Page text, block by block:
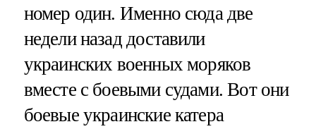
номер один. Именно сюда две
недели назад доставили
украинских военных моряков
вместе с боевыми судами. Вот они
боевые украинские катера